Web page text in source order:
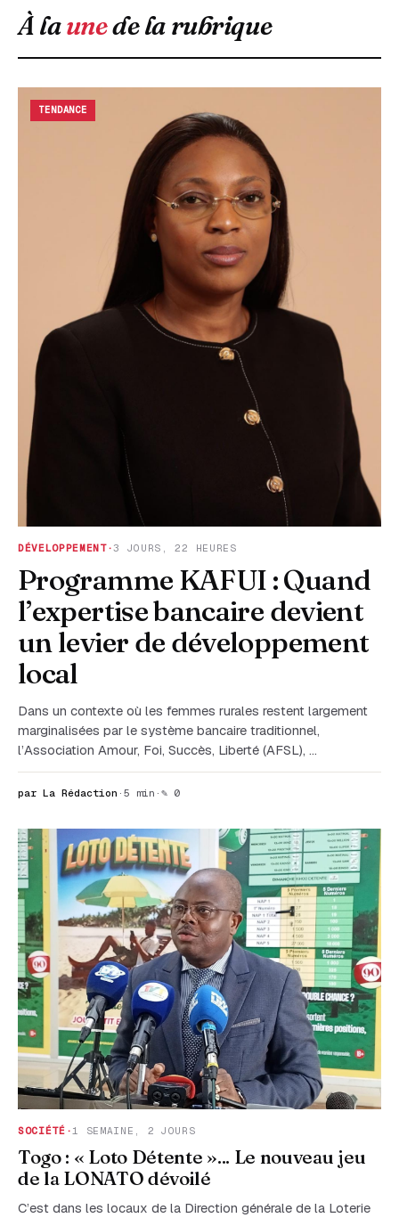
À launede la rubrique
TENDANCE
DÉVELOPPEMENT·3 JOURS, 22 HEURES
Programme KAFUI : Quand
l’expertise bancaire devient
un levier de développement
local
Dans un contexte où les femmes rurales restent largement
marginalisées par le système bancaire traditionnel,
l’Association Amour, Foi, Succès, Liberté (AFSL), …
par La Rédaction · 5 min · ✎ 0
SOCIÉTÉ ·1 SEMAINE, 2 JOURS
Togo : « Loto Détente »... Le nouveau jeu
de la LONATO dévoilé
C’est dans les locaux de la Direction générale de la Loterie